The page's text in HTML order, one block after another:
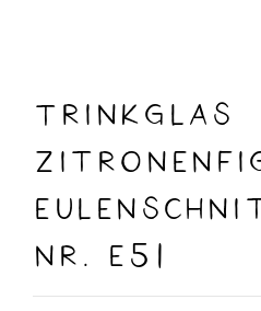
Trinkglas
nr. E51